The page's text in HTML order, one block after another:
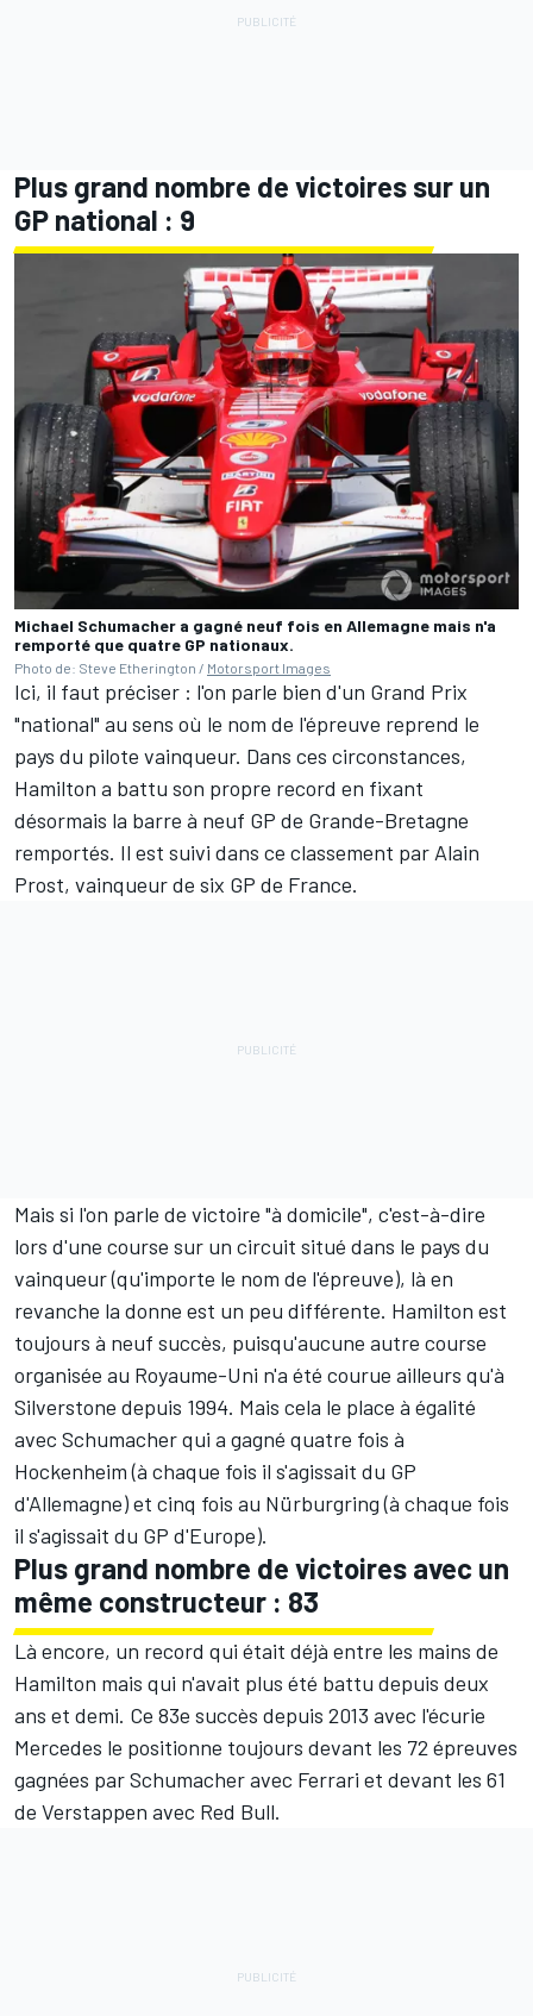
Plus grand nombre de victoires sur un
GP national : 9
Michael Schumacher a gagné neuf fois en Allemagne mais n'a
remporté que quatre GP nationaux.
Photo de: Steve Etherington / Motorsport Images
Ici, il faut préciser : l'on parle bien d'un Grand Prix
"national" au sens où le nom de l'épreuve reprend le
pays du pilote vainqueur. Dans ces circonstances,
Hamilton a battu son propre record en fixant
désormais la barre à neuf GP de Grande-Bretagne
remportés. Il est suivi dans ce classement par Alain
Prost, vainqueur de six GP de France.
Mais si l'on parle de victoire "à domicile", c'est-à-dire
lors d'une course sur un circuit situé dans le pays du
vainqueur (qu'importe le nom de l'épreuve), là en
revanche la donne est un peu différente. Hamilton est
toujours à neuf succès, puisqu'aucune autre course
organisée au Royaume-Uni n'a été courue ailleurs qu'à
Silverstone depuis 1994. Mais cela le place à égalité
avec Schumacher qui a gagné quatre fois à
Hockenheim (à chaque fois il s'agissait du GP
d'Allemagne) et cinq fois au Nürburgring (à chaque fois
il s'agissait du GP d'Europe).
Plus grand nombre de victoires avec un
même constructeur : 83
Là encore, un record qui était déjà entre les mains de
Hamilton mais qui n'avait plus été battu depuis deux
ans et demi. Ce 83e succès depuis 2013 avec l'écurie
Mercedes le positionne toujours devant les 72 épreuves
gagnées par Schumacher avec Ferrari et devant les 61
de Verstappen avec Red Bull.